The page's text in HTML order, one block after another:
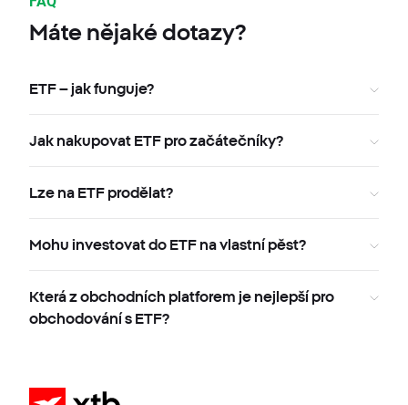
Máte nějaké dotazy?
ETF – jak funguje?
Jak nakupovat ETF pro začátečníky?
Lze na ETF prodělat?
Mohu investovat do ETF na vlastní pěst?
Která z obchodních platforem je nejlepší pro
obchodování s ETF?